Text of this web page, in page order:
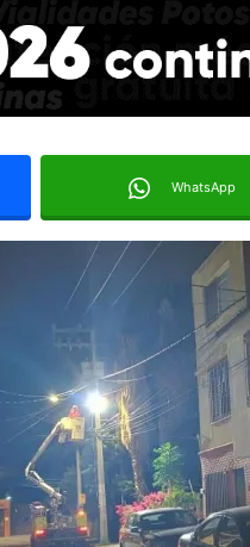
WhatsApp